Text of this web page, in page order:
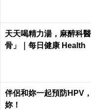
天天喝精力湯，麻醉科
骨」｜每日健康 Health
伴侶和妳一起預防HPV
妳！